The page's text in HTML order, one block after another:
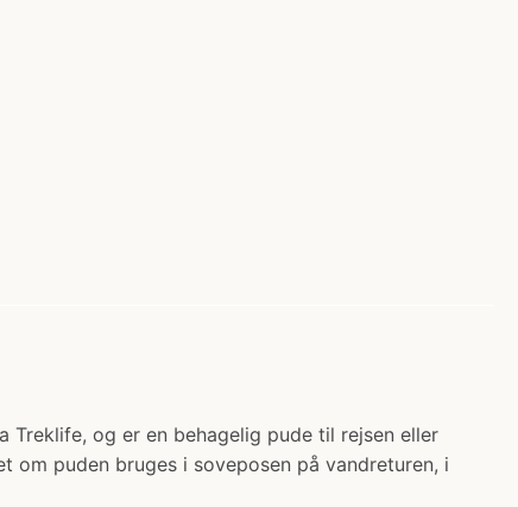
Treklife, og er en behagelig pude til rejsen eller
puden bruges i soveposen på vandreturen, i